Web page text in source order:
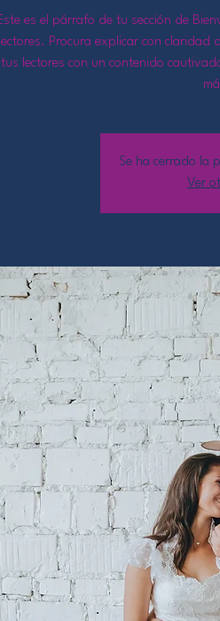
es el párrafo de tu sección de
lectores. Procura explicar con
tus lectores con un contenido
Se ha cerrado la
Ver